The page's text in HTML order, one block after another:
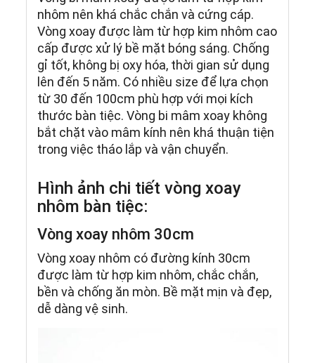
nhôm nên khá chắc chắn và cứng cáp.
Vòng xoay được làm từ hợp kim nhôm cao
cấp được xử lý bề mặt bóng sáng. Chống
gỉ tốt, không bị oxy hóa, thời gian sử dụng
lên đến 5 năm. Có nhiều size để lựa chọn
từ 30 đến 100cm phù hợp với mọi kích
thước bàn tiệc. Vòng bi mâm xoay không
bắt chặt vào mâm kính nên khá thuận tiện
trong việc tháo lắp và vận chuyển.
Hình ảnh chi tiết vòng xoay
nhôm bàn tiệc:
Vòng xoay nhôm 30cm
Vòng xoay nhôm có đường kính 30cm
được làm từ hợp kim nhôm, chắc chắn,
bền và chống ăn mòn. Bề mặt mịn và đẹp,
dễ dàng vệ sinh.